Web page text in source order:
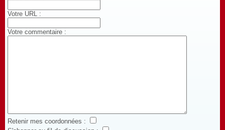
Votre URL :
Votre commentaire :
Retenir mes coordonnées :